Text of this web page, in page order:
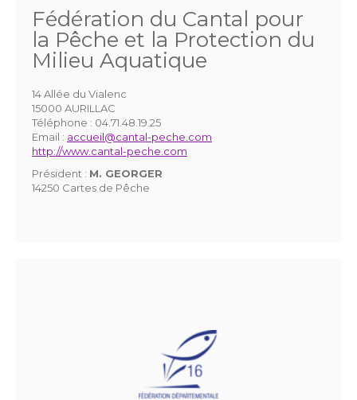
Fédération du Cantal pour
la Pêche et la Protection du
Milieu Aquatique
14 Allée du Vialenc
15000 AURILLAC
Téléphone : 04.71.48.19.25
Email : accueil@cantal-peche.com
http://www.cantal-peche.com
Président : M. GEORGER
14250 Cartes de Pêche